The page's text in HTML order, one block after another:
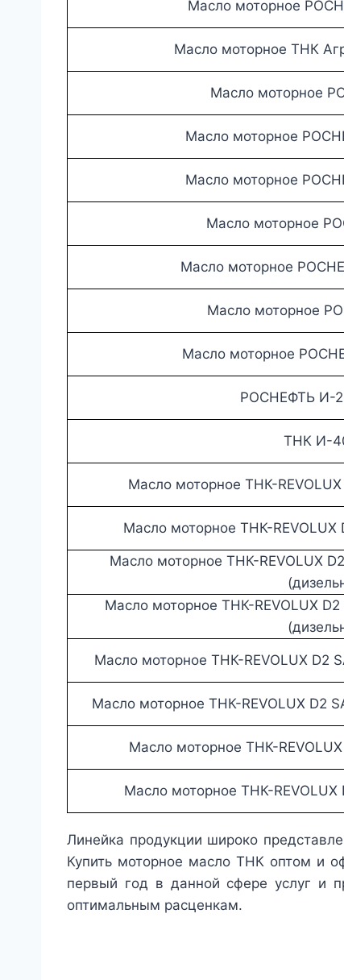
Масло моторное
Масло моторное ТНК
Масло моторное
Масло моторное
Масло моторное
Масло моторное
Масло моторное
Масло моторное
Масло моторное
РОСНЕФТЬ И-
ТНК И-
Масло моторное ТНК-
Масло моторное ТНК-REVOLUX
Масло моторное ТНК-REVOLUX
Масло моторное ТНК-REVOLUX
Масло моторное ТНК-REVOLUX D2
Масло моторное ТНК-REVOLUX D2
Масло моторное ТНК-
Масло моторное ТНК-REVOLUX
Линейка продукции широко
Купить моторное масло ТНК оптом и
первый год в данной сфере услуг и
оптимальным расценкам.